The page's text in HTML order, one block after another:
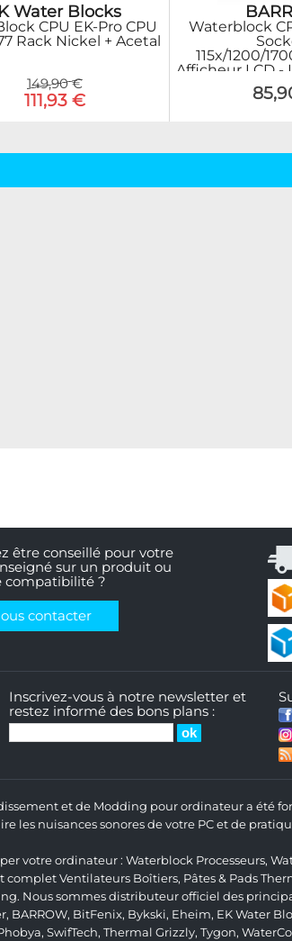
Water Blocks
CPU EK-Pro CPU
Rack Nickel + Acetal
149,90 €
111,93 €
Waterblock
115x/1200/
Afficheur LCD -
être conseillé pour votre
sur un produit ou
compatibilité ?
contacter
Inscrivez-vous à notre newsletter et
restez informé des bons plans :
et de Modding pour ordinateur a été
nuisances sonores de votre PC et de
votre ordinateur : Waterblock Processeurs,
completVentilateurs Boîtiers, Pâtes & Pads
. Nous sommes distributeur officiel des
, BARROW, BitFenix, Bykski, Eheim, EK Water
, SwifTech, Thermal Grizzly, Tygon,